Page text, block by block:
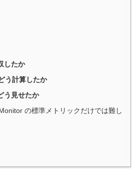
したか
う計算したか
う見せたか
の標準メトリックだけでは難し